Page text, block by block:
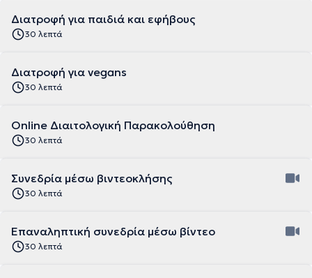
Διατροφή για παιδιά και εφήβους
30 λεπτά
Διατροφή για vegans
30 λεπτά
Online Διαιτολογική Παρακολούθηση
30 λεπτά
Συνεδρία μέσω βιντεοκλήσης
30 λεπτά
Επαναληπτική συνεδρία μέσω βίντεο
30 λεπτά